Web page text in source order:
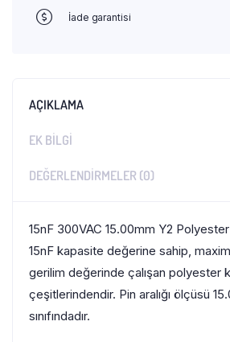
İade garantisi
AÇIKLAMA
EK BILGI
DEĞERLENDIRMELER (0)
15nF 300VAC 15.00mm Y2
15nF kapasite değerine sahip,
gerilim değerinde çalışan polyester
çeşitlerindendir. Pin aralığı ölçüsü
sınıfındadır.